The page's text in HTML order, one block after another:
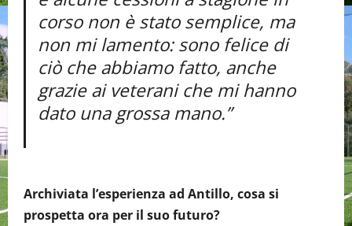
corso non è stato semplice, ma
non mi lamento: sono felice di
ciò che abbiamo fatto, anche
grazie ai veterani che mi hanno
dato una grossa mano.”
Archiviata l’esperienza ad Antillo, cosa si
prospetta ora per il suo futuro?